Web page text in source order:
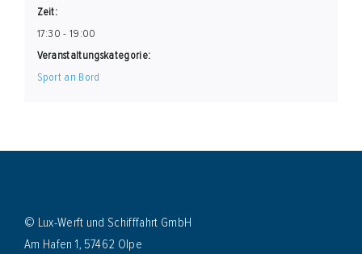
Zeit:
17:30 - 19:00
Veranstaltungskategorie:
Sport an Bord
© Lux-Werft und Schifffahrt GmbH
Am Hafen 1, 57462 Olpe